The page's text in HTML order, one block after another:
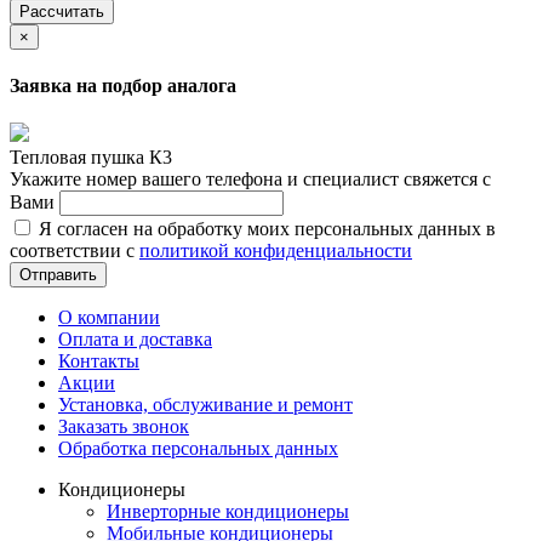
Рассчитать
×
Заявка на подбор аналога
Тепловая пушка К3
Укажите номер вашего телефона и специалист свяжется с
Вами
Я согласен на обработку моих персональных данных в
соответствии с политикой конфиденциальности
Отправить
О компании
Оплата и доставка
Контакты
Акции
Установка, обслуживание и ремонт
Заказать звонок
Обработка персональных данных
Кондиционеры
Инверторные кондиционеры
Мобильные кондиционеры